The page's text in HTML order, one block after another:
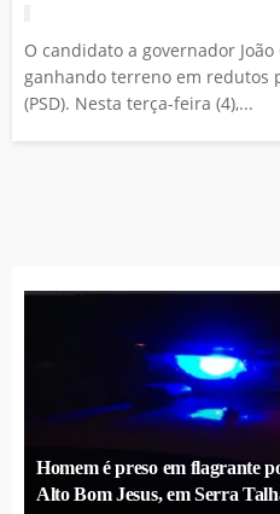
O candidato a governador João
ganhando terreno em redutos
(PSD). Nesta terça-feira (4),...
Homem é preso em flagrante
Alto Bom Jesus, em Serra